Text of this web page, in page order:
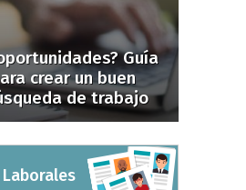
Guía
crear un buen
de trabajo